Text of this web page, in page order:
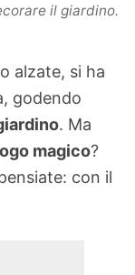
il giardino.
alzate, si ha
godendo
. Ma
magico?
con il